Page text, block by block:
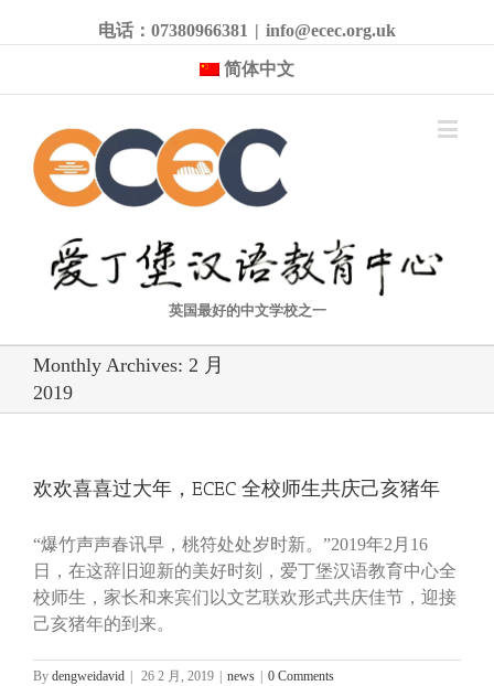
电话：07380966381 | info@ecec.org.uk
简体中文
英国最好的中文学校之一
Monthly Archives: 2 月
2019
欢欢喜喜过大年，ECEC 全校师生共庆己亥猪年
“爆竹声声春讯早，桃符处处岁时新。”2019年2月16
日，在这辞旧迎新的美好时刻，爱丁堡汉语教育中心全
校师生，家长和来宾们以文艺联欢形式共庆佳节，迎接
己亥猪年的到来。
By dengweidavid 26 2 月, 2019 news
0 Comments